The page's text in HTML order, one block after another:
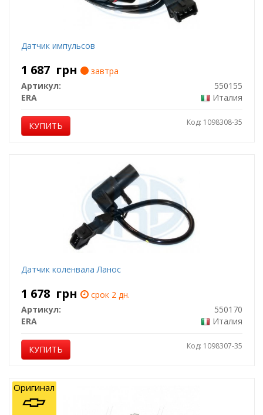
Датчик импульсов
1 687 грн
завтра
Артикул:
550155
ERA
Италия
КУПИТЬ Код: 1098308-35
Датчик коленвала Ланос
1 678 грн
срок 2 дн.
Артикул:
550170
ERA
Италия
КУПИТЬ Код: 1098307-35
Оригинал